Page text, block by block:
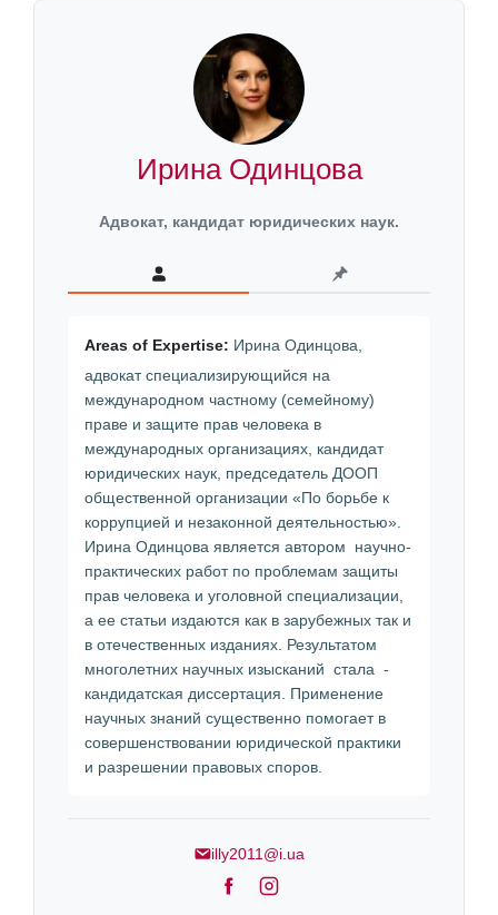
Ирина Одинцова
Адвокат, кандидат юридических наук.
Areas of Expertise: Ирина Одинцова,
адвокат специализирующийся на
международном частному (семейному)
праве и защите прав человека в
международных организациях, кандидат
юридических наук, председатель ДООП
общественной организации «По борьбе к
коррупцией и незаконной деятельностью».
Ирина Одинцова является автором научно-
практических работ по проблемам защиты
прав человека и уголовной специализации,
а ее статьи издаются как в зарубежных так и
в отечественных изданиях. Результатом
многолетних научных изысканий стала -
кандидатская диссертация. Применение
научных знаний существенно помогает в
совершенствовании юридической практики
и разрешении правовых споров.
illy2011@i.ua
F
I